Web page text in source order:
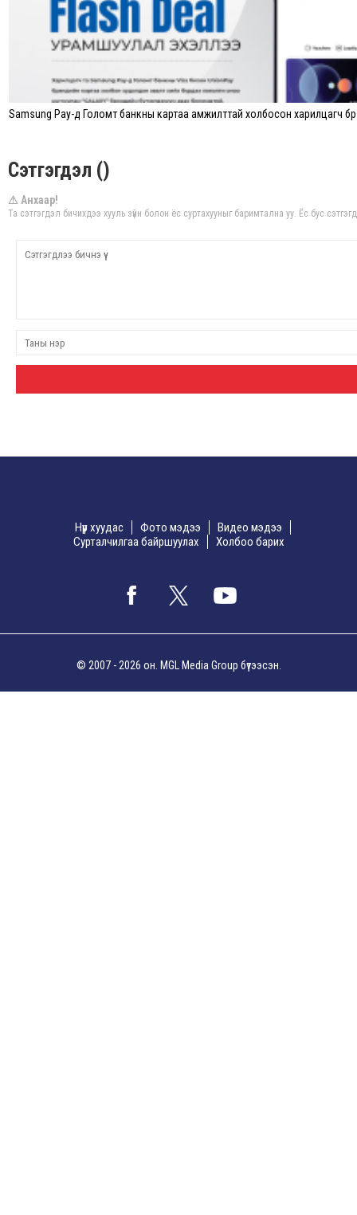
Samsung Pay-д Голомт банкны картаа амжилттай холбосон харилцагч
Сэтгэгдэл ()
⚠ Анхаар!
Та сэтгэгдэл бичихдээ хууль зүйн болон ёс суртахууныг баримтална уу. Ёс бус
Нүүр хуудас Фото мэдээ
Видео мэдээ
Сурталчилгаа байршуулах
Холбоо барих
© 2007 - 2026 он. MGL Media Group бүтээсэн.